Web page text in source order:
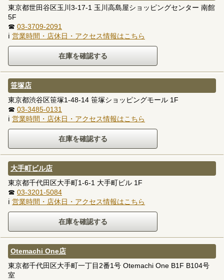
東京都世田谷区玉川3-17-1 玉川高島屋ショッピングセンター 南館
5F
☎ 03-3709-2091
ℹ 営業時間・店休日・アクセス情報はこちら
笹塚店
東京都渋谷区笹塚1-48-14 笹塚ショッピングモール 1F
☎ 03-3485-0131
ℹ 営業時間・店休日・アクセス情報はこちら
大手町ビル店
東京都千代田区大手町1-6-1 大手町ビル 1F
☎ 03-3201-5084
ℹ 営業時間・店休日・アクセス情報はこちら
Otemachi One店
東京都千代田区大手町一丁目2番1号 Otemachi One B1F B104号
室